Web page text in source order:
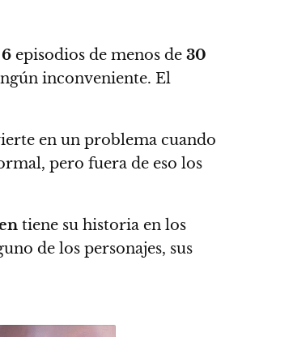
6 episodios de menos de 30
inconveniente. El
en un problema cuando
pero fuera de eso los
tiene su historia en los
de los personajes, sus